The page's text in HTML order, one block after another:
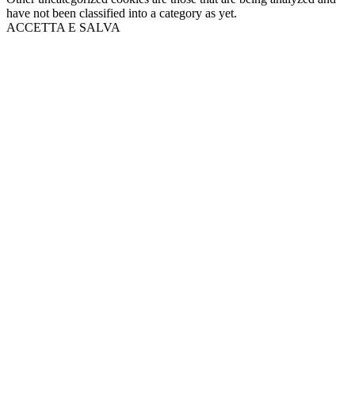
have not been classified into a category as yet.
ACCETTA E SALVA